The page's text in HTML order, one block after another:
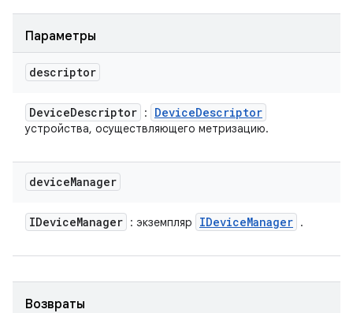
Параметры
descriptor
DeviceDescriptor : DeviceDescriptor
устройства, осуществляющего метризацию.
deviceManager
IDeviceManager : экземпляр IDeviceManager .
Возвраты